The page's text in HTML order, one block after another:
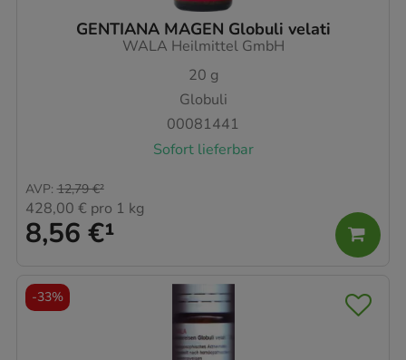
GENTIANA MAGEN Globuli velati
WALA Heilmittel GmbH
20 g
Globuli
00081441
Sofort lieferbar
8,56 €¹
AVP: 12,79 €²
428,00 € pro 1 kg
-33%